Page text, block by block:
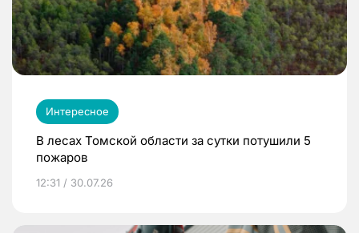
Интересное
В лесах Томской области за сутки потушили 5
пожаров
12:31 / 30.07.26